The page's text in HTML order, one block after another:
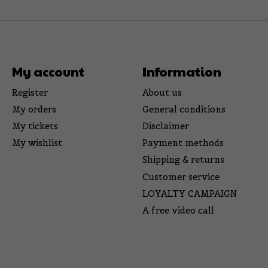
My account
Register
My orders
My tickets
My wishlist
Information
About us
General conditions
Disclaimer
Payment methods
Shipping & returns
Customer service
LOYALTY CAMPAIGN
A free video call